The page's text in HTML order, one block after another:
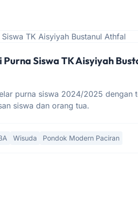
Siswa TK Aisyiyah
purna siswa 2024/2025 dengan
siswa dan orang tua.
Wisuda Pondok Modern Paciran